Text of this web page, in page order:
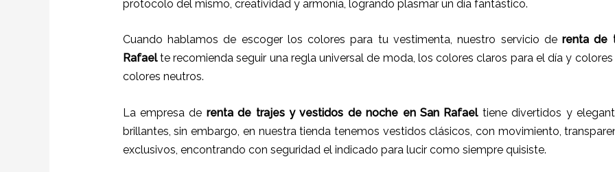
protocolo del mismo, creatividad y armonía, logrando plasmar un día fantástico.
Cuando hablamos de escoger los colores para tu vestimenta, nuestro servicio derenta de
Rafaelte recomienda seguir una regla universal de moda, los colores claros para el día y
colores neutros.
La empresa de renta de trajes y vestidos de noche enSan Rafael tiene divertidos y
brillantes, sin embargo, en nuestra tienda tenemos vestidos clásicos, con movimiento,
exclusivos, encontrando con seguridad el indicado para lucir como siempre quisiste.